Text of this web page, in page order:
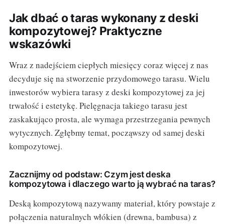
Jak dbać o taras wykonany z deski
kompozytowej? Praktyczne
wskazówki
Wraz z nadejściem ciepłych miesięcy coraz więcej z nas
decyduje się na stworzenie przydomowego tarasu. Wielu
inwestorów wybiera tarasy z deski kompozytowej za jej
trwałość i estetykę. Pielęgnacja takiego tarasu jest
zaskakująco prosta, ale wymaga przestrzegania pewnych
wytycznych. Zgłębmy temat, począwszy od samej deski
kompozytowej.
Zacznijmy od podstaw: Czym jest deska
kompozytowa i dlaczego warto ją wybrać na taras?
Deską kompozytową nazywamy materiał, który powstaje z
połączenia naturalnych włókien (drewna, bambusa) z